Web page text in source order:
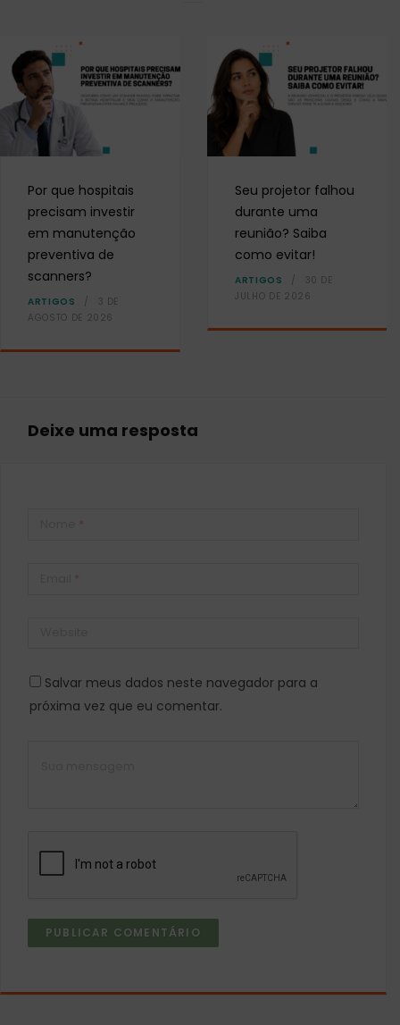
Por que hospitais
precisam investir
em manutenção
preventiva de
scanners?
ARTIGOS
3 DE
AGOSTO DE 2026
Seu projetor falhou
durante uma
reunião? Saiba
como evitar!
ARTIGOS
30 DE
JULHO DE 2026
Deixe uma resposta
*
*
Salvar meus dados neste navegador para a
próxima vez que eu comentar.